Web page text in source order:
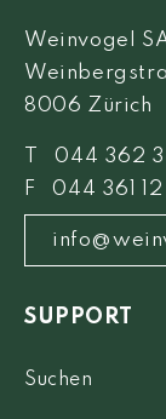
Weinvogel
8006 Zürich
T 044 362
F 044 361
SUPPORT
Suchen